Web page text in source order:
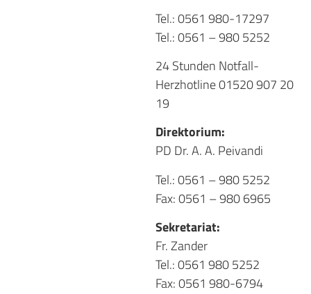
Tel.: 0561 980-17297
Tel.: 0561 – 980 5252
24 Stunden Notfall-
Herzhotline 01520 907 20
19
Direktorium:
PD Dr. A. A. Peivandi
Tel.: 0561 – 980 5252
Fax: 0561 – 980 6965
Sekretariat:
Fr. Zander
Tel.: 0561 980 5252
Fax: 0561 980-6794